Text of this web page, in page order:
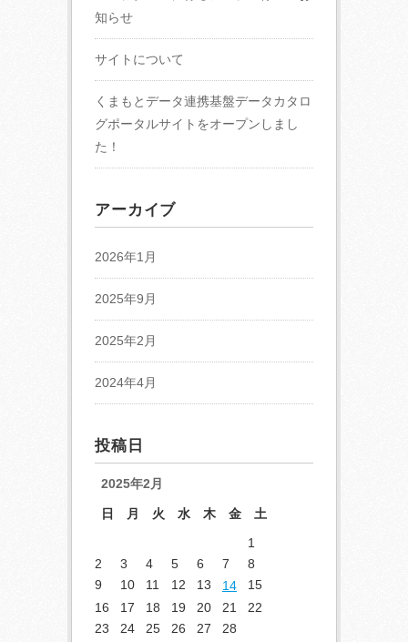
知らせ
サイトについて
くまもとデータ連携基盤データカタロ
グポータルサイトをオープンしまし
た！
アーカイブ
2026年1月
2025年9月
2025年2月
2024年4月
投稿日
2025年2月
日 月 火 水 木 金
土
1
2
3 4 5 6 7
8
9
10 11 12 13 14
15
16
17 18 19 20 21
22
23
24 25 26 27
28